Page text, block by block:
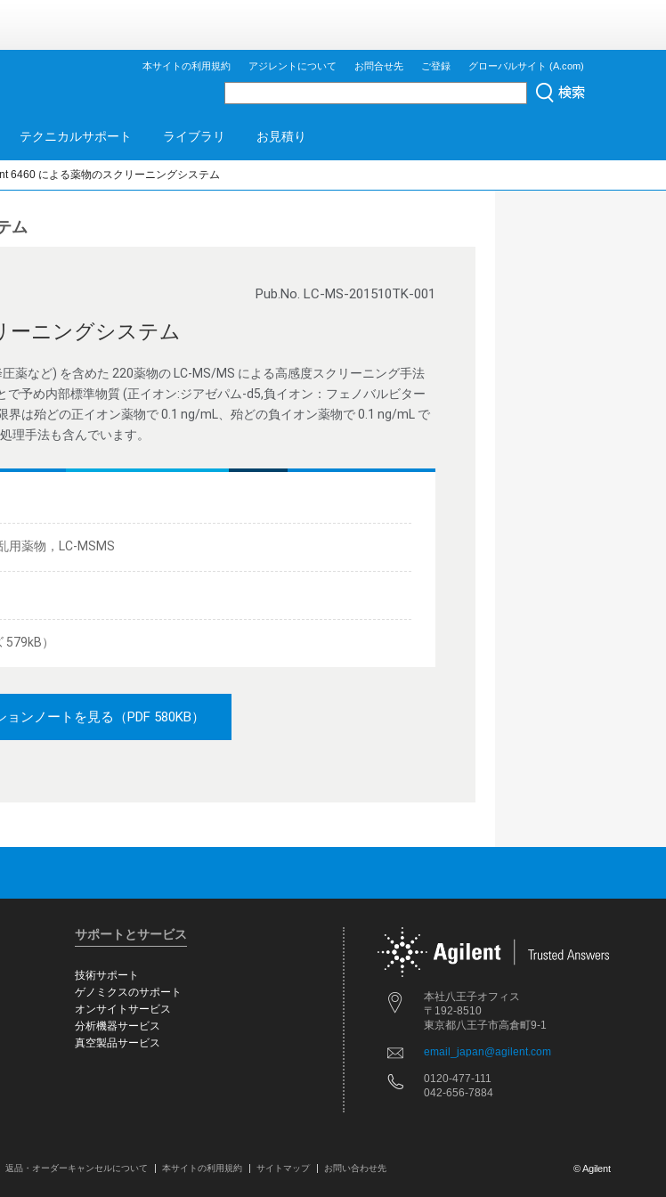
本サイトの利用規約 アジレントについて お問合せ先 ご登録 グローバルサイト (A.com)
テクニカルサポート ライブラリ お見積り
6460 による薬物のスクリーニングシステム
ム
Pub.No. LC-MS-201510TK-001
ーニングシステム
薬など) を含めた 220薬物の LC-MS/MS による高感度スクリーニング手法
予め内部標準物質 (正イオン:ジアゼパム-d5,負イオン：フェノバルビター
界は殆どの正イオン薬物で 0.1 ng/mL、殆どの負イオン薬物で 0.1 ng/mL で
理手法も含んでいます。
用薬物，LC-MSMS
）
ョンノートを見る （PDF 580KB）
本社八王子オフィス
〒192-8510
東京都八王子市高倉町9-1
email_japan@agilent.com
0120-477-111
042-656-7884
サポートとサービス
技術サポート
ゲノミクスのサポート
オンサイトサービス
分析機器サービス
真空製品サービス
返品・オーダーキャンセルについて 本サイトの利用規約 サイトマップ お問い合わせ先 © Agilent